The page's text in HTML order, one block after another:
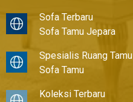
Sofa Terbaru
Sofa Tamu Jepara
Spesialis Ruang Tamu
Sofa Tamu
Koleksi Terbaru